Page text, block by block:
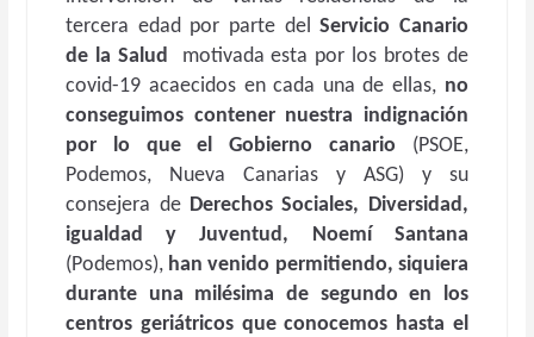
tercera edad por parte delServicio Canario
de la Salud motivada esta por los brotes de
covid-19 acaecidos en cada una de ellas, no
conseguimos contener nuestra indignación
por lo que el Gobierno canario (PSOE,
Podemos, Nueva Canarias y ASG) y su
consejera de Derechos Sociales, Diversidad,
igualdad y Juventud, Noemí Santana
(Podemos), han venido permitiendo, siquiera
durante una milésima de segundo en los
centros geriátricos que conocemos hasta el